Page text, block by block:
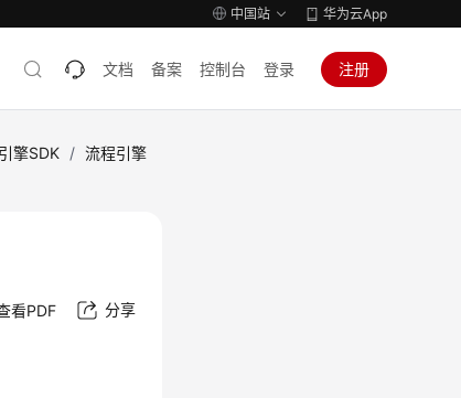
中国站 华为云App
文档 备案 控制台 登录 注册
擎SDK / 流程引擎
看PDF 分享